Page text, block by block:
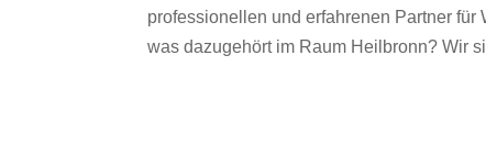
professionellen und erfahrenen Partner
was dazugehört im Raum Heilbronn? Wir